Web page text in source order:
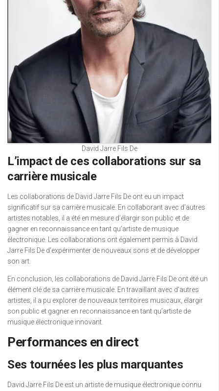
David Jarre Fils De
L’impact de ces collaborations sur sa
carrière musicale
Les collaborations de David Jarre Fils De ont eu un impact
significatif sur sa carrière musicale. En collaborant avec d’autres
artistes notables, il a été en mesure d’élargir son public et de
gagner en reconnaissance en tant qu’artiste de musique
électronique. Les collaborations ont également permis à David
Jarre Fils De d’expérimenter de nouveaux sons et de développer
son art.
En conclusion, les collaborations de David Jarre Fils De ont été un
élément clé de sa carrière musicale. En travaillant avec d’autres
artistes, il a pu explorer de nouveaux territoires musicaux, élargir
son public et gagner en reconnaissance en tant qu’artiste de
musique électronique innovant.
Performances en direct
Ses tournées les plus marquantes
David Jarre Fils De est un artiste de musique électronique connu